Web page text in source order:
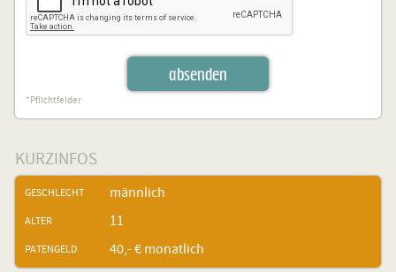
absenden
*Pflichtfelder
KURZINFOS
GESCHLECHT männlich
ALTER 11
PATENGELD 40,- € monatlich